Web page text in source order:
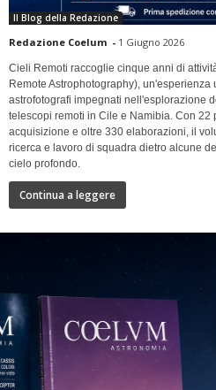
Il Blog della Redazione
Redazione Coelum - 1 Giugno 2026
Cieli Remoti raccoglie cinque anni di
Remote Astrophotography),
astrofotografi impegnati nell'esplorazione
telescopi remoti in Cile e Namibia. Con 22
acquisizione e oltre 330 elaborazioni, il
ricerca e lavoro di squadra dietro alcune
cielo profondo.
Continua a leggere